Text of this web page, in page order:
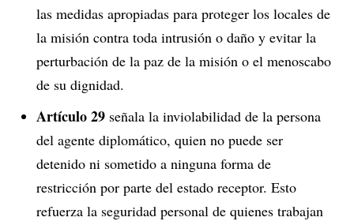
las medidas apropiadas para proteger los locales de
la misión contra toda intrusión o daño y evitar la
perturbación de la paz de la misión o el menoscabo
de su dignidad.
Artículo 29 señala la inviolabilidad de la persona
del agente diplomático, quien no puede ser
detenido ni sometido a ninguna forma de
restricción por parte del estado receptor. Esto
refuerza la seguridad personal de quienes trabajan